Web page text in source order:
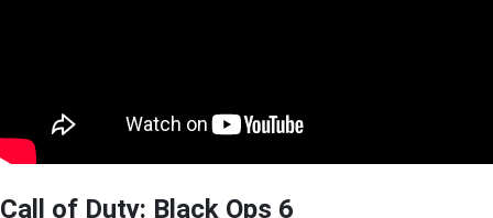
Call of Duty: Black Ops 6